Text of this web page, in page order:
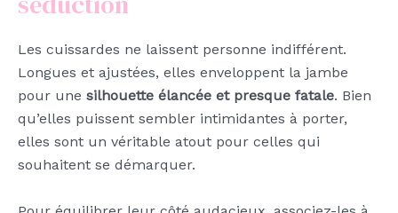
Les cuissardes ne laissent personne indifférent.
Longues et ajustées, elles enveloppent la jambe
pour une silhouette élancée et presque fatale. Bien
qu’elles puissent sembler intimidantes à porter,
elles sont un véritable atout pour celles qui
souhaitent se démarquer.